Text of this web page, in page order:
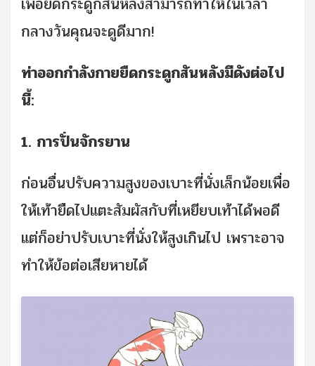
กลางวันคุณจะดูดีมาก!
ท่าออกกำลังกายยืดกระดูกสันหลังมีดังต่อไป
นี้:
1. การปั่นจักรยาน
ก่อนอื่นปรับความสูงของเบาะที่นั่งเล็กน้อยเพื่อ
ให้เท้ายืดไปแตะสัมผัสกับที่เหยียบเท้าได้พอดี
แต่ก็อย่าปรับเบาะที่นั่งให้สูงเกินไป เพราะอาจ
ทำให้ข้อต่อเสียหายได้